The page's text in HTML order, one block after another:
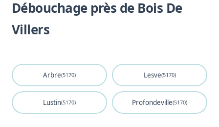
Débouchage près de Bois De
Villers
Arbre(5170) Lesve(5170)
Lustin(5170) Profondeville(5170)